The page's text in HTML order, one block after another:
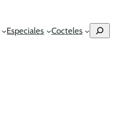
Especiales Cocteles Buscar